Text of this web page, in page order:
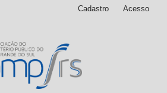
Cadastro Acesso